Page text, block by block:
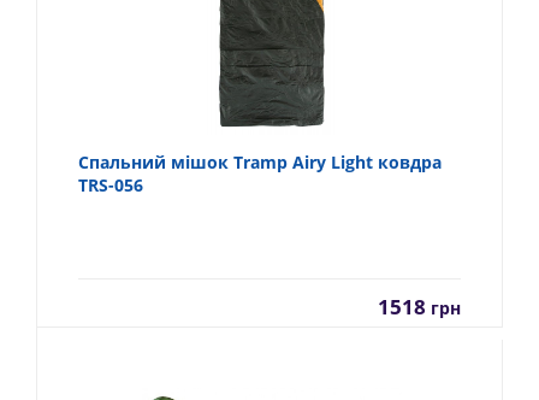
Спальний мішок Tramp Airy Light ковдра
TRS-056
1518 грн